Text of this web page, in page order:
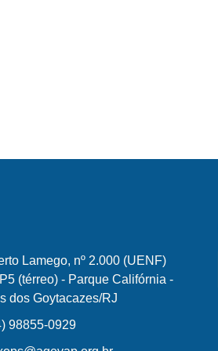
Lamego, nº 2.000 (UENF)
(térreo) - Parque Califórnia -
dos Goytacazes/RJ
98855-0929